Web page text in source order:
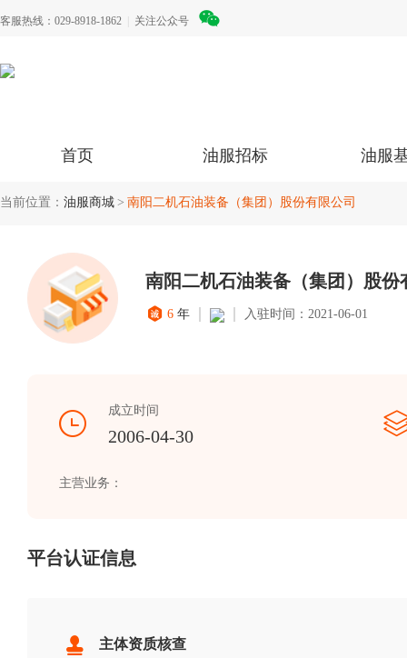
客服热线：029-8918-1862 关注公众号
首页 油服招标 油服
当前位置： 油服商城 南阳二机石油装备（集团）股份有限公司
南阳二机石油装备（集团）股份
6 年 入驻时间：2021-06-01
成立时间
2006-04-30
主营业务：
平台认证信息
主体资质核查